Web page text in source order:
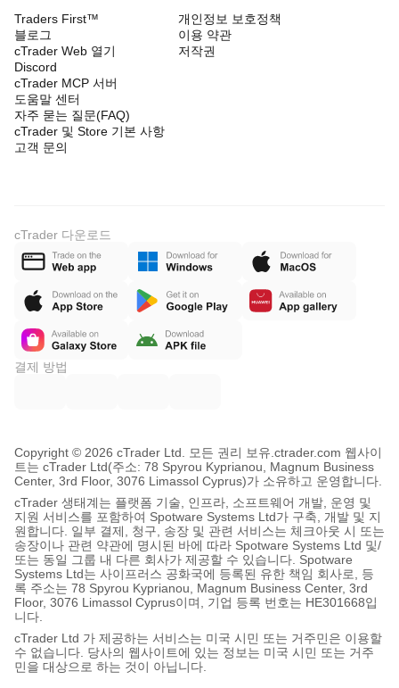
Traders First™
블로그
cTrader Web 열기
Discord
cTrader MCP 서버
도움말 센터
자주 묻는 질문(FAQ)
cTrader 및 Store 기본 사항
고객 문의
개인정보 보호정책
이용 약관
저작권
cTrader 다운로드
결제 방법
Copyright © 2026 cTrader Ltd. 모든 권리 보유. ctrader.com 웹사이
트는 cTrader Ltd(주소: 78 Spyrou Kyprianou, Magnum Business
Center, 3rd Floor, 3076 Limassol Cyprus)가 소유하고 운영합니다.
cTrader 생태계는 플랫폼 기술, 인프라, 소프트웨어 개발, 운영 및
지원 서비스를 포함하여 Spotware Systems Ltd가 구축, 개발 및 지
원합니다. 일부 결제, 청구, 송장 및 관련 서비스는 체크아웃 시 또는
송장이나 관련 약관에 명시된 바에 따라 Spotware Systems Ltd 및/
또는 동일 그룹 내 다른 회사가 제공할 수 있습니다. Spotware
Systems Ltd는 사이프러스 공화국에 등록된 유한 책임 회사로, 등
록 주소는 78 Spyrou Kyprianou, Magnum Business Center, 3rd
Floor, 3076 Limassol Cyprus이며, 기업 등록 번호는 HE301668입
니다.
cTrader Ltd 가 제공하는 서비스는 미국 시민 또는 거주민은 이용할
수 없습니다. 당사의 웹사이트에 있는 정보는 미국 시민 또는 거주
민을 대상으로 하는 것이 아닙니다.